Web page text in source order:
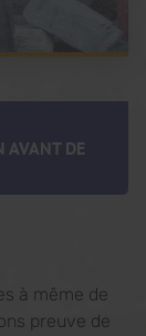
AVANT DE
à même de
preuve de